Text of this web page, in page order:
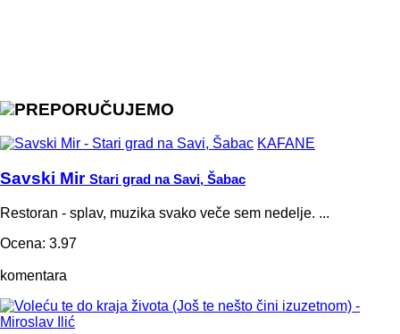
PREPORUČUJEMO
KAFANE
Savski Mir Stari grad na Savi, Šabac
Restoran - splav, muzika svako veče sem nedelje. ...
Ocena: 3.97
komentara